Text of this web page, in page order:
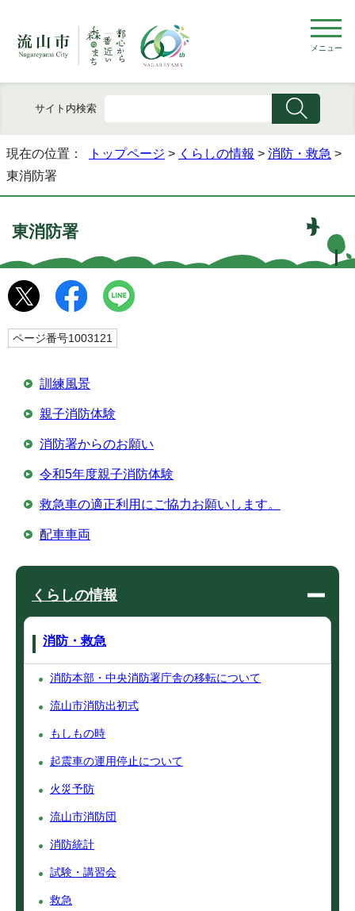
メニュー
サイト内検索
現在の位置： トップページ > くらしの情報 > 消防・救急 >
東消防署
東消防署
ページ番号1003121
訓練風景
親子消防体験
消防署からのお願い
令和5年度親子消防体験
救急車の適正利用にご協力お願いします。
配車車両
くらしの情報
消防・救急
消防本部・中央消防署庁舎の移転について
流山市消防出初式
もしもの時
起震車の運用停止について
火災予防
流山市消防団
消防統計
試験・講習会
救急